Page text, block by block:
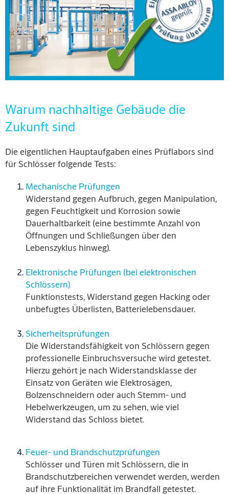
Warum nachhaltige Gebäude die
Zukunft sind
Die eigentlichen Hauptaufgaben eines Prüflabors sind
für Schlösser folgende Tests:
Mechanische Prüfungen
Widerstand gegen Aufbruch, gegen Manipulation,
gegen Feuchtigkeit und Korrosion sowie
Dauerhaltbarkeit (eine bestimmte Anzahl von
Öffnungen und Schließungen über den
Lebenszyklus hinweg).
Elektronische Prüfungen (bei elektronischen
Schlössern)
Funktionstests, Widerstand gegen Hacking oder
unbefugtes Überlisten, Batterielebensdauer.
Sicherheitsprüfungen
Die Widerstandsfähigkeit von Schlössern gegen
professionelle Einbruchsversuche wird getestet.
Hierzu gehört je nach Widerstandsklasse der
Einsatz von Geräten wie Elektrosägen,
Bolzenschneidern oder auch Stemm- und
Hebelwerkzeugen, um zu sehen, wie viel
Widerstand das Schloss bietet.
Feuer- und Brandschutzprüfungen
Schlösser und Türen mit Schlössern, die in
Brandschutzbereichen verwendet werden, werden
auf ihre Funktionalität im Brandfall getestet.